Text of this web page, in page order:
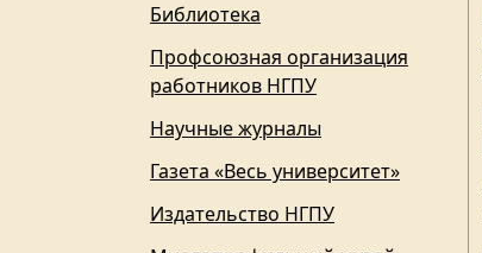
Библиотека
Профсоюзная организация
работников НГПУ
Научные журналы
Газета «Весь университет»
Издательство НГПУ